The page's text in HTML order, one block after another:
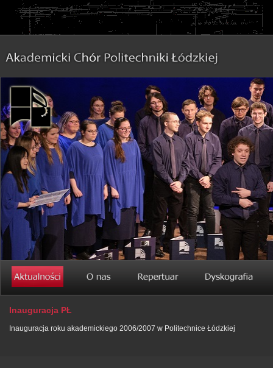
Inauguracja PŁ
Inauguracja roku akademickiego 2006/2007 w Politechnice Łódzkiej